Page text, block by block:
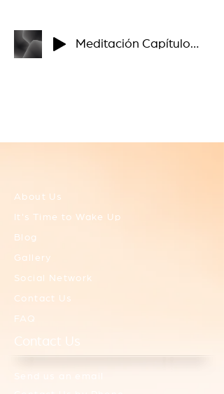
Meditación Capítulo 5
About Us
It's Time to Wake Up
Blog
Gallery
Social Network
Contact Us
FAQ
Contact Us